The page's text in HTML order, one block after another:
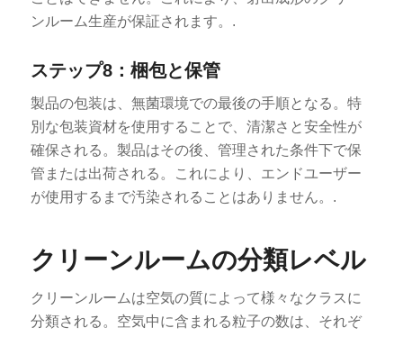
ンルーム生産が保証されます。.
ステップ8：梱包と保管
製品の包装は、無菌環境での最後の手順となる。特
別な包装資材を使用することで、清潔さと安全性が
確保される。製品はその後、管理された条件下で保
管または出荷される。これにより、エンドユーザー
が使用するまで汚染されることはありません。.
クリーンルームの分類レベル
クリーンルームは空気の質によって様々なクラスに
分類される。空気中に含まれる粒子の数は、それぞ